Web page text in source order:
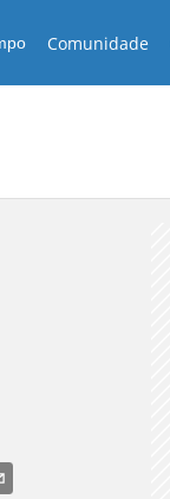
Comunidade
NO SUL